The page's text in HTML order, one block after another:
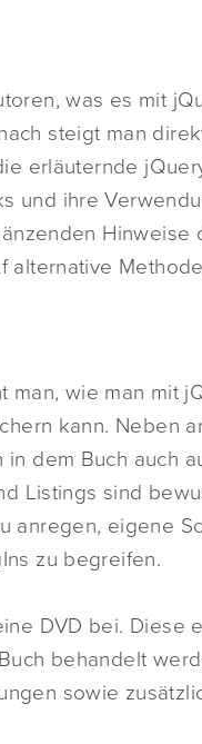
was es mit
steigt man
erläuternde
und ihre
alternative
man, wie man mit
kann. Neben
dem Buch auch
Listings sind
anregen, eigene
zu begreifen.
DVD bei. Diese
behandelt
sowie